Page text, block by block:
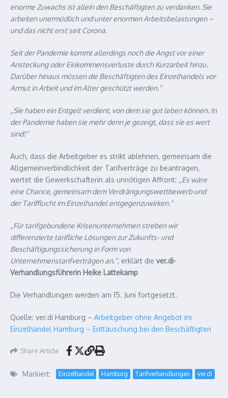
enorme Zuwachs ist allein den Beschäftigten zu verdanken. Sie
arbeiten unermüdlich und unter enormen Arbeitsbelastungen –
und das nicht erst seit Corona.
Seit der Pandemie kommt allerdings noch die Angst vor einer
Ansteckung oder Einkommensverluste durch Kurzarbeit hinzu.
Darüber hinaus müssen die Beschäftigten des Einzelhandels vor
Armut in Arbeit und im Alter geschützt werden.“
„Sie haben ein Entgelt verdient, von dem sie gut leben können. In
der Pandemie haben sie mehr denn je gezeigt, dass sie es wert
sind!“
Auch, dass die Arbeitgeber es strikt ablehnen, gemeinsam die
Allgemeinverbindlichkeit der Tarifverträge zu beantragen,
wertet die Gewerkschafterin als unnötigen Affront: „Es wäre
eine Chance, gemeinsam dem Verdrängungswettbewerb und
der Tarifflucht im Einzelhandel entgegenzuwirken.“
„Für tarifgebundene Krisenunternehmen streben wir
differenzierte tarifliche Lösungen zur Zukunfts- und
Beschäftigungssicherung in Form von
Unternehmenstarifverträgen an.“, erklärt die ver.di-
Verhandlungsführerin Heike Lattekamp
Die Verhandlungen werden am 15. Juni fortgesetzt.
Quelle: ver.di Hamburg – Arbeitgeber ohne Angebot im
Einzelhandel Hamburg – Enttäuschung bei den Beschäftigten
Share Article
Markiert: Einzelhandel Hamburg Tarifverhandlungen ver.di